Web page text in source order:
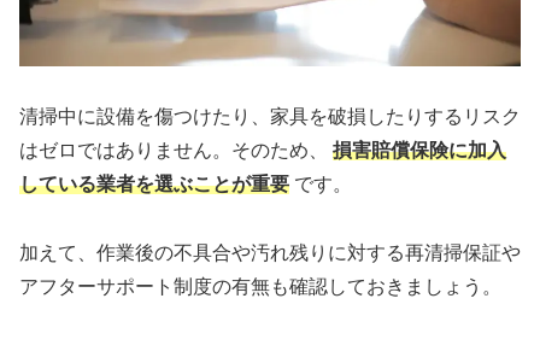
清掃中に設備を傷つけたり、家具を破損したりするリスク
はゼロではありません。そのため、 損害賠償保険に加入
している業者を選ぶことが重要 です。
加えて、作業後の不具合や汚れ残りに対する再清掃保証や
アフターサポート制度の有無も確認しておきましょう。